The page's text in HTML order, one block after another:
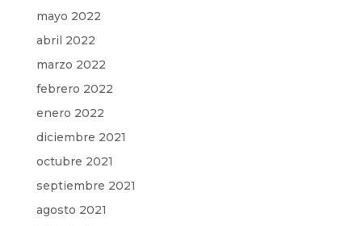
mayo 2022
abril 2022
marzo 2022
febrero 2022
enero 2022
diciembre 2021
octubre 2021
septiembre 2021
agosto 2021